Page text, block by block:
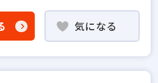
気になる